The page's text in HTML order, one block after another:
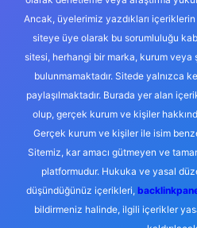
Ancak, üyelerimiz yazdıkları
siteye üye olarak bu sorumluluğu
sitesi, herhangi bir marka, kurum veya
bulunmamaktadır. Sitede yalnızca
paylaşılmaktadır. Burada yer alan
olup, gerçek kurum ve kişiler
Gerçek kurum ve kişiler ile isim
Sitemiz, kar amacı gütmeyen ve
platformudur. Hukuka ve yasal
düşündüğünüz içerikleri,
bildirmeniz halinde, ilgili içerikler